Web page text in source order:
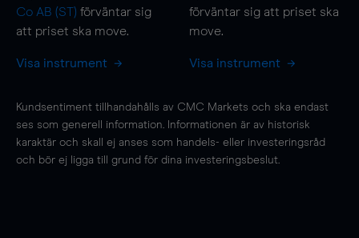
Co AB (ST) förväntar sig
att priset ska move.
Visa instrument
förväntar sig att priset ska
move.
Visa instrument
Kundsentiment tillhandahålls av CMC Markets och ska endast
ses som generell information. Informationen är av historisk
karaktär och skall ej anses som handels- eller investeringsråd
och bör ej ligga till grund för dina investeringsbeslut.